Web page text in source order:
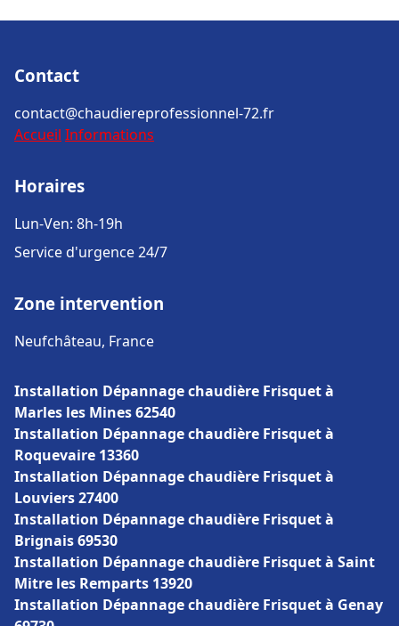
Contact
contact@chaudiereprofessionnel-72.fr
Accueil Informations
Horaires
Lun-Ven: 8h-19h
Service d'urgence 24/7
Zone intervention
Neufchâteau, France
Installation Dépannage chaudière Frisquet à
Marles les Mines 62540
Installation Dépannage chaudière Frisquet à
Roquevaire 13360
Installation Dépannage chaudière Frisquet à
Louviers 27400
Installation Dépannage chaudière Frisquet à
Brignais 69530
Installation Dépannage chaudière Frisquet à Saint
Mitre les Remparts 13920
Installation Dépannage chaudière Frisquet à Genay